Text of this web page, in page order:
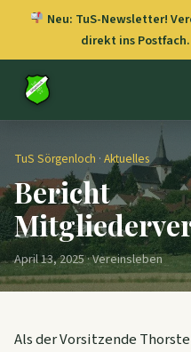
Neu: TuS-Newsletter!
direkt ins Postfach.
TuS Sörgenloch · Aktuelles
Bericht
April 13, 2025 · Vereinsleben
Als der Vorsitzende